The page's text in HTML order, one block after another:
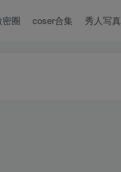
密圈 coser合集 秀人写真